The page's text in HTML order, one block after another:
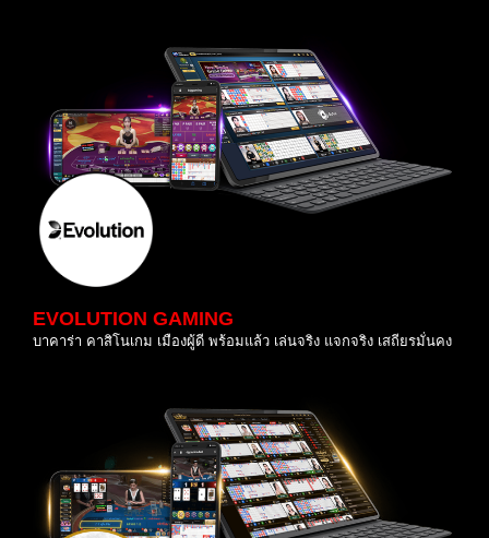
EVOLUTION GAMING
บาคาร่า คาสิโนเกม เมืองผู้ดี พร้อมแล้ว เล่นจริง แจกจริง เสถียรมั่นคง